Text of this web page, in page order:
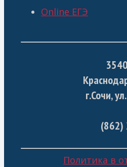
Online ЕГЭ
г.Сочи,
(862)
Политика в